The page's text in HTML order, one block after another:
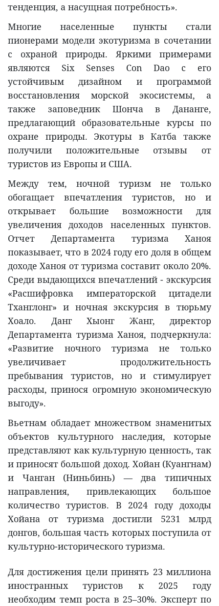
тенденция, а насущная потребность».
Многие населенные пункты стали
пионерами модели экотуризма в сочетании
с охраной природы. Яркими примерами
являются Six Senses Con Dao с его
устойчивым дизайном и программой
восстановления морской экосистемы, а
также заповедник Шонча в Дананге,
предлагающий образовательные курсы по
охране природы. Экотуры в Катба также
получили положительные отзывы от
туристов из Европы и США.
Между тем, ночной туризм не только
обогащает впечатления туристов, но и
открывает большие возможности для
увеличения доходов населенных пунктов.
Отчет Департамента туризма Ханоя
показывает, что в 2024 году его доля в общем
доходе Ханоя от туризма составит около 20%.
Среди выдающихся впечатлений - экскурсия
«Расшифровка императорской цитадели
Тханглонг» и ночная экскурсия в тюрьму
Хоало. Данг Хыонг Жанг, директор
Департамента туризма Ханоя, подчеркнула:
«Развитие ночного туризма не только
увеличивает продолжительность
пребывания туристов, но и стимулирует
расходы, принося огромную экономическую
выгоду».
Вьетнам обладает множеством знаменитых
объектов культурного наследия, которые
представляют как культурную ценность, так
и приносят большой доход. Хойан (Куангнам)
и Чанган (Ниньбинь) — два типичных
направления, привлекающих большое
количество туристов. В 2024 году доходы
Хойана от туризма достигли 5231 млрд
донгов, большая часть которых поступила от
культурно-исторического туризма.
Для достижения цели принять 23 миллиона
иностранных туристов к 2025 году
необходим темп роста в 25–30%. Эксперт по